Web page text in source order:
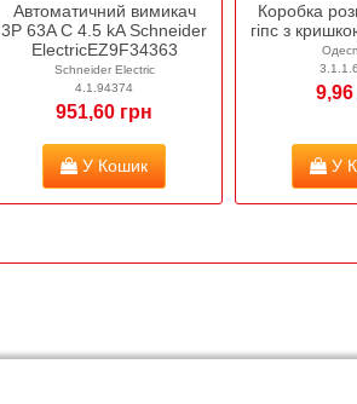
Автоматичний вимикач
3P 63A C 4.5 kA Schneider
ElectricEZ9F34363
Schneider Electric
4.1.94374
951,60 грн
У Кошик
Коробка
гіпс з
9,96
У